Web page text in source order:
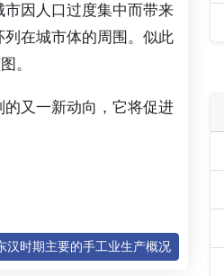
因人口过度集中而带来
在城市体的周围。似此
。
的又一新动向，它将促进
汉时期主要的手工业生产概况